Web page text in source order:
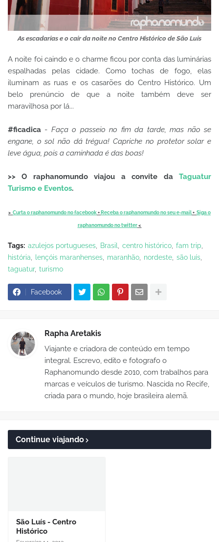
As escadarias e o cair da noite no Centro Histórico de São Luís
A noite foi caindo e o charme ficou por conta das luminárias
espalhadas pelas cidade. Como tochas de fogo, elas
iluminam as ruas e os casarões do Centro Histórico. Um
belo prenúncio de que a noite também deve ser
maravilhosa por lá...
#ficadica - Faça o passeio no fim da tarde, mas não se
engane, o sol não dá trégua! Capriche no protetor solar e
leve água, pois a caminhada é das boas!
>> O raphanomundo viajou a convite da Taguatur
Turismo e Eventos.
> Curta o raphanomundo no facebook+ Receba o raphanomundo no seu e-mail+ Siga o
raphanomundo no twitter <
Tags: azulejos portugueses Brasil centro histórico fam trip
história
lençóis maranhenses maranhão nordeste são luís
taguatur turismo
Facebook
Rapha Aretakis
Viajante e criadora de conteúdo em tempo
integral. Escrevo, edito e fotografo o
Raphanomundo desde 2010, com trabalhos para
marcas e veículos de turismo. Nascida no Recife,
criada para o mundo, hoje brasileira alemã.
Continue viajando
São Luís - Centro
Histórico